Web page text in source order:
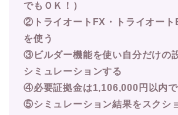
でもＯＫ！）
②トライオートFX・トライオート
を使う
③ビルダー機能を使い自分だけの
シミュレーションする
④必要証拠金は1,106,000円以内で
⑤シミュレーション結果をスクシ